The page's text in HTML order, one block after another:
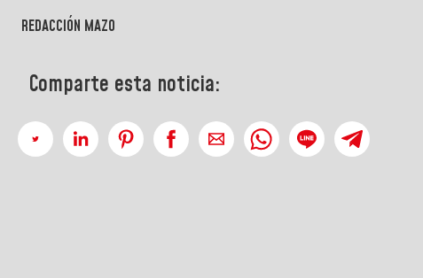
REDACCIÓN MAZO
Comparte esta noticia: